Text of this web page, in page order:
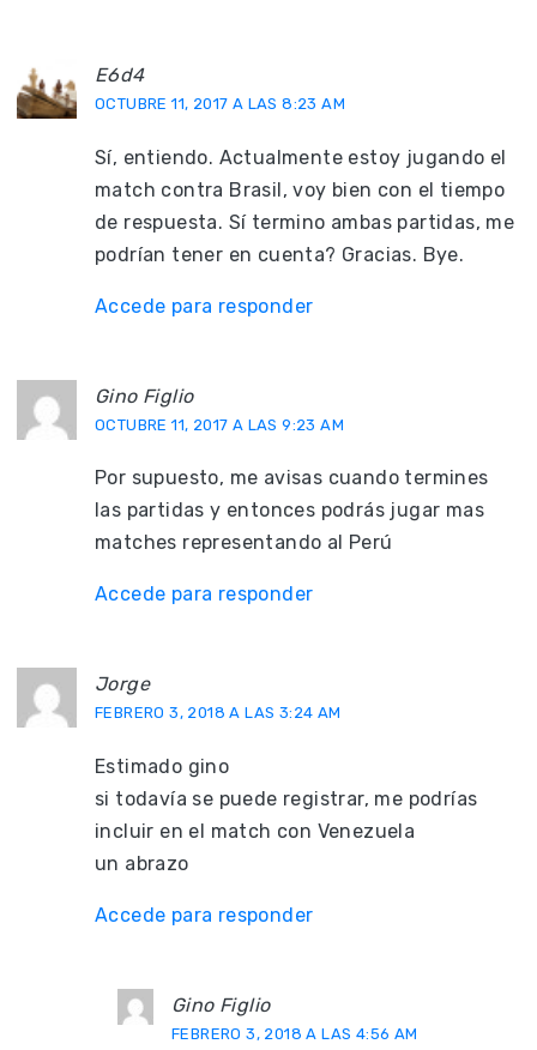
E6d4
OCTUBRE 11, 2017 A LAS 8:23 AM
Sí, entiendo. Actualmente estoy jugando el
match contra Brasil, voy bien con el tiempo
de respuesta. Sí termino ambas partidas, me
podrían tener en cuenta? Gracias. Bye.
Accede para responder
Gino Figlio
OCTUBRE 11, 2017 A LAS 9:23 AM
Por supuesto, me avisas cuando termines
las partidas y entonces podrás jugar mas
matches representando al Perú
Accede para responder
Jorge
FEBRERO 3, 2018 A LAS 3:24 AM
Estimado gino
si todavía se puede registrar, me podrías
incluir en el match con Venezuela
un abrazo
Accede para responder
Gino Figlio
FEBRERO 3, 2018 A LAS 4:56 AM